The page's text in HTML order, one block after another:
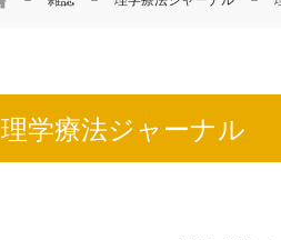
理学療法ジャーナル